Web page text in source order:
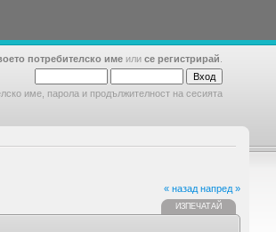
потребителско име или се регистрирай
име, парола и продължителност на сесията
« назад напред »
ИЗПЕЧАТАЙ